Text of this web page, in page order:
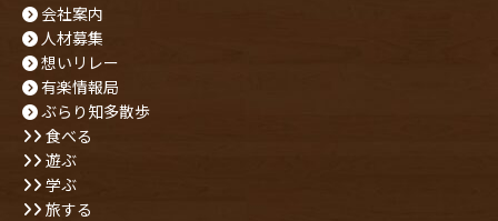
会社案内
人材募集
想いリレー
有楽情報局
ぶらり知多散歩
食べる
遊ぶ
学ぶ
旅する